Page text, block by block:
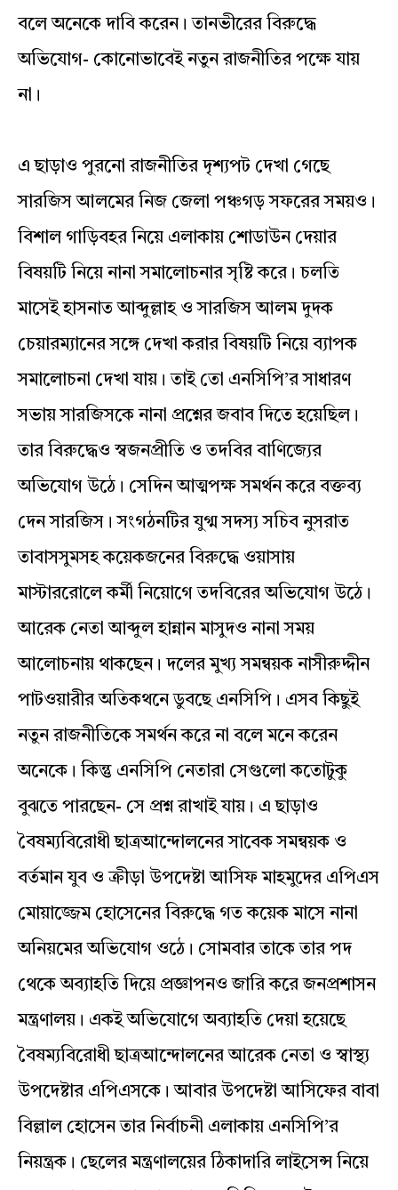
বলে অনেকে দাবি করেন। তানভীরের বিরুদ্ধে
অভিযোগ- কোনোভাবেই নতুন রাজনীতির পক্ষে যায়
না।
এ ছাড়াও পুরনো রাজনীতির দৃশ্যপট দেখা গেছে
সারজিস আলমের নিজ জেলা পঞ্চগড় সফরের সময়ও।
বিশাল গাড়িবহর নিয়ে এলাকায় শোডাউন দেয়ার
বিষয়টি নিয়ে নানা সমালোচনার সৃষ্টি করে। চলতি
মাসেই হাসনাত আব্দুল্লাহ ও সারজিস আলম দুদক
চেয়ারম্যানের সঙ্গে দেখা করার বিষয়টি নিয়ে ব্যাপক
সমালোচনা দেখা যায়। তাই তো এনসিপি’র সাধারণ
সভায় সারজিসকে নানা প্রশ্নের জবাব দিতে হয়েছিল।
তার বিরুদ্ধেও স্বজনপ্রীতি ও তদবির বাণিজ্যের
অভিযোগ উঠে। সেদিন আত্মপক্ষ সমর্থন করে বক্তব্য
দেন সারজিস। সংগঠনটির যুগ্ম সদস্য সচিব নুসরাত
তাবাসসুমসহ কয়েকজনের বিরুদ্ধে ওয়াসায়
মাস্টাররোলে কর্মী নিয়োগে তদবিরের অভিযোগ উঠে।
আরেক নেতা আব্দুল হান্নান মাসুদও নানা সময়
আলোচনায় থাকছেন। দলের মুখ্য সমন্বয়ক নাসীরুদ্দীন
পাটওয়ারীর অতিকথনে ডুবছে এনসিপি। এসব কিছুই
নতুন রাজনীতিকে সমর্থন করে না বলে মনে করেন
অনেকে। কিন্তু এনসিপি নেতারা সেগুলো কতোটুকু
বুঝতে পারছেন- সে প্রশ্ন রাখাই যায়। এ ছাড়াও
বৈষম্যবিরোধী ছাত্রআন্দোলনের সাবেক সমন্বয়ক ও
বর্তমান যুব ও ক্রীড়া উপদেষ্টা আসিফ মাহমুদের এপিএস
মোয়াজ্জেম হোসেনের বিরুদ্ধে গত কয়েক মাসে নানা
অনিয়মের অভিযোগ ওঠে। সোমবার তাকে তার পদ
থেকে অব্যাহতি দিয়ে প্রজ্ঞাপনও জারি করে জনপ্রশাসন
মন্ত্রণালয়। একই অভিযোগে অব্যাহতি দেয়া হয়েছে
বৈষম্যবিরোধী ছাত্রআন্দোলনের আরেক নেতা ও স্বাস্থ্য
উপদেষ্টার এপিএসকে। আবার উপদেষ্টা আসিফের বাবা
বিল্লাল হোসেন তার নির্বাচনী এলাকায় এনসিপি’র
নিয়ন্ত্রক। ছেলের মন্ত্রণালয়ের ঠিকাদারি লাইসেন্স নিয়ে